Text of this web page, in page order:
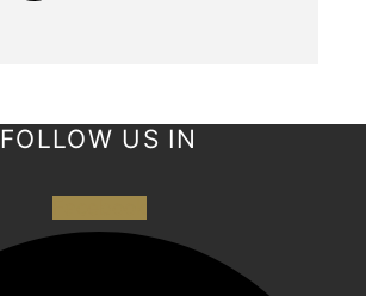
FOLLOW US IN